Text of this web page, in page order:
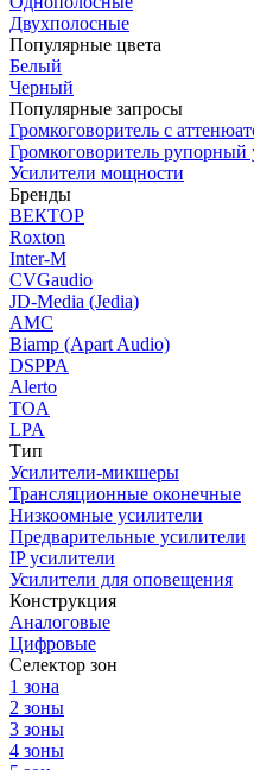
Двухполосные
Популярные цвета
Белый
Черный
Популярные запросы
Громкоговоритель с
Громкоговоритель
Усилители мощности
Бренды
ВЕКТОР
Roxton
Inter-M
CVGaudio
JD-Media (Jedia)
AMC
Biamp (Apart Audio)
DSPPA
Alerto
TOA
LPA
Тип
Усилители-микшеры
Трансляционные оконечные
Низкоомные усилители
Предварительные усилители
IP усилители
Усилители для оповещения
Конструкция
Аналоговые
Цифровые
Селектор зон
1 зона
2 зоны
3 зоны
4 зоны